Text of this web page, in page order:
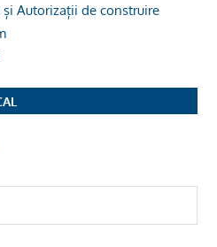
Autorizații de construire